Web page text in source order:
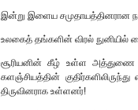
இன்று இளைய சமுதாயத்தினரான
உலகைத் தங்களின் விரல் நுனியில்
சூரியனின் கீழ் உள்ள
களஞ்சியத்தின்
திருவினராக உள்ளனர்!